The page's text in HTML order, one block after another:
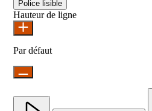
Police lisible
Hauteur de ligne
Par défaut